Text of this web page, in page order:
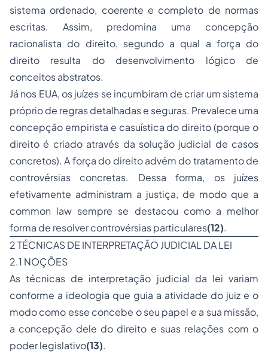
sistema ordenado, coerente e completo de normas
escritas. Assim, predomina uma concepção
racionalista do direito, segundo a qual a força do
direito resulta do desenvolvimento lógico de
conceitos abstratos.
Já nos EUA, os juízes se incumbiram de criar um sistema
próprio de regras detalhadas e seguras. Prevalece uma
concepção empirista e casuística do direito (porque o
direito é criado através da solução judicial de casos
concretos). A força do direito advém do tratamento de
controvérsias concretas. Dessa forma, os juízes
efetivamente administram a justiça, de modo que a
common law sempre se destacou como a melhor
forma de resolver controvérsias particulares(12).
2 TÉCNICAS DE INTERPRETAÇÃO JUDICIAL DA LEI
2.1 NOÇÕES
As técnicas de interpretação judicial da lei variam
conforme a ideologia que guia a atividade do juiz e o
modo como esse concebe o seu papel e a sua missão,
a concepção dele do direito e suas relações com o
poder legislativo(13).